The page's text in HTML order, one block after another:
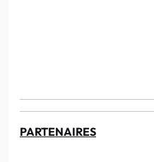
PARTENAIRES